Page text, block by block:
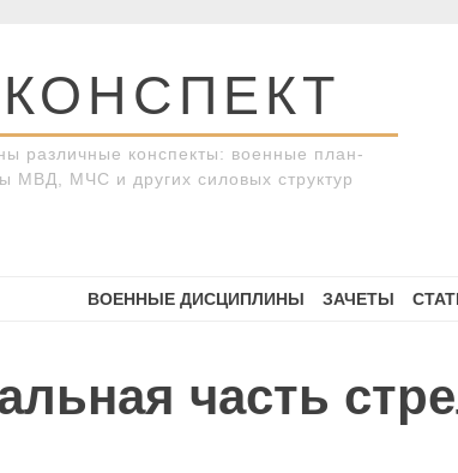
различные конспекты: военные план-
МВД, МЧС и других силовых структур
ВОЕННЫЕ ДИСЦИПЛИНЫ ЗАЧЕТЫ
часть